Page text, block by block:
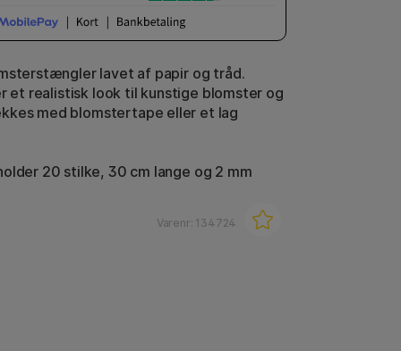
lavet af papir og tråd.
et realistisk look til kunstige blomster og
med blomstertape eller et lag
20 stilke, 30 cm lange og 2 mm
Varenr: 134724